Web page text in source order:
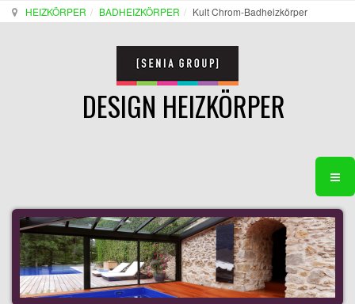
HEIZKÖRPER BADHEIZKÖRPER Kult Chrom-Badheizkörper
DESIGN HEIZKÖRPER